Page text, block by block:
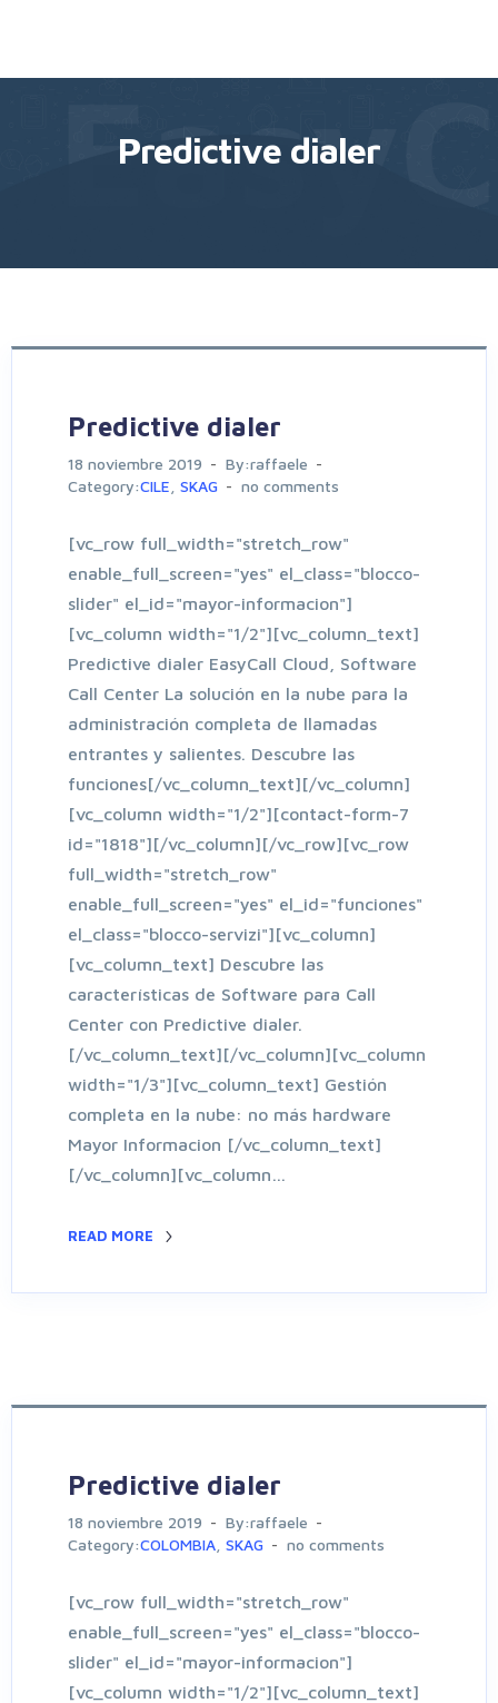
Predictive dialer
Predictive dialer
18 noviembre 2019
By:raffaele
Category:CILE SKAG no comments
[vc_row full_width="stretch_row"
enable_full_screen="yes" el_class="blocco-
slider" el_id="mayor-informacion"]
[vc_column width="1/2"][vc_column_text]
Predictive dialer EasyCall Cloud, Software
Call Center La solución en la nube para la
administración completa de llamadas
entrantes y salientes. Descubre las
funciones[/vc_column_text][/vc_column]
[vc_column width="1/2"][contact-form-7
id="1818"][/vc_column][/vc_row][vc_row
full_width="stretch_row"
enable_full_screen="yes" el_id="funciones"
el_class="blocco-servizi"][vc_column]
[vc_column_text] Descubre las
características de Software para Call
Center con Predictive dialer.
[/vc_column_text][/vc_column][vc_column
width="1/3"][vc_column_text] Gestión
completa en la nube: no más hardware
Mayor Informacion [/vc_column_text]
[/vc_column][vc_column…
READ MORE
Predictive dialer
18 noviembre 2019
By:raffaele
Category:COLOMBIA SKAG no comments
[vc_row full_width="stretch_row"
enable_full_screen="yes" el_class="blocco-
slider" el_id="mayor-informacion"]
[vc_column width="1/2"][vc_column_text]